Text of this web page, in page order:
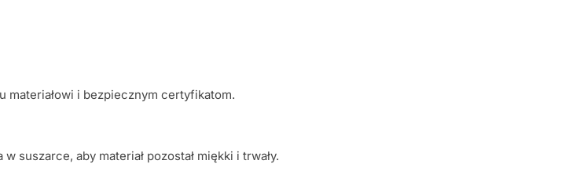
materiałowi i bezpiecznym certyfikatom.
suszarce, aby materiał pozostał miękki i trwały.